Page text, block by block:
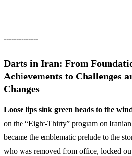
--------------
Darts in Iran: From
Achievements to Challenges
Changes
on the “Eight-Thirty” program on
became the emblematic prelude to the
who was removed from office, locked